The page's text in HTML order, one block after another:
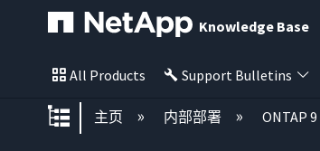
Knowledge Base
All Products Support Bulletins
扩展/隐缩全局层次
主页 内部部署 ONTAP 9